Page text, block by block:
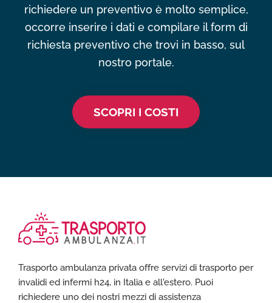
richiedere un preventivo è molto semplice,
occorre inserire i dati e compilare il form di
richiesta preventivo che trovi in basso, sul
nostro portale.
SCOPRI I COSTI
Trasporto ambulanza privata offre servizi di trasporto per
invalidi ed infermi h24, in Italia e all'estero. Puoi
richiedere uno dei nostri mezzi di assistenza